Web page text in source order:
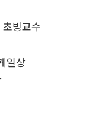
빙교수
일상